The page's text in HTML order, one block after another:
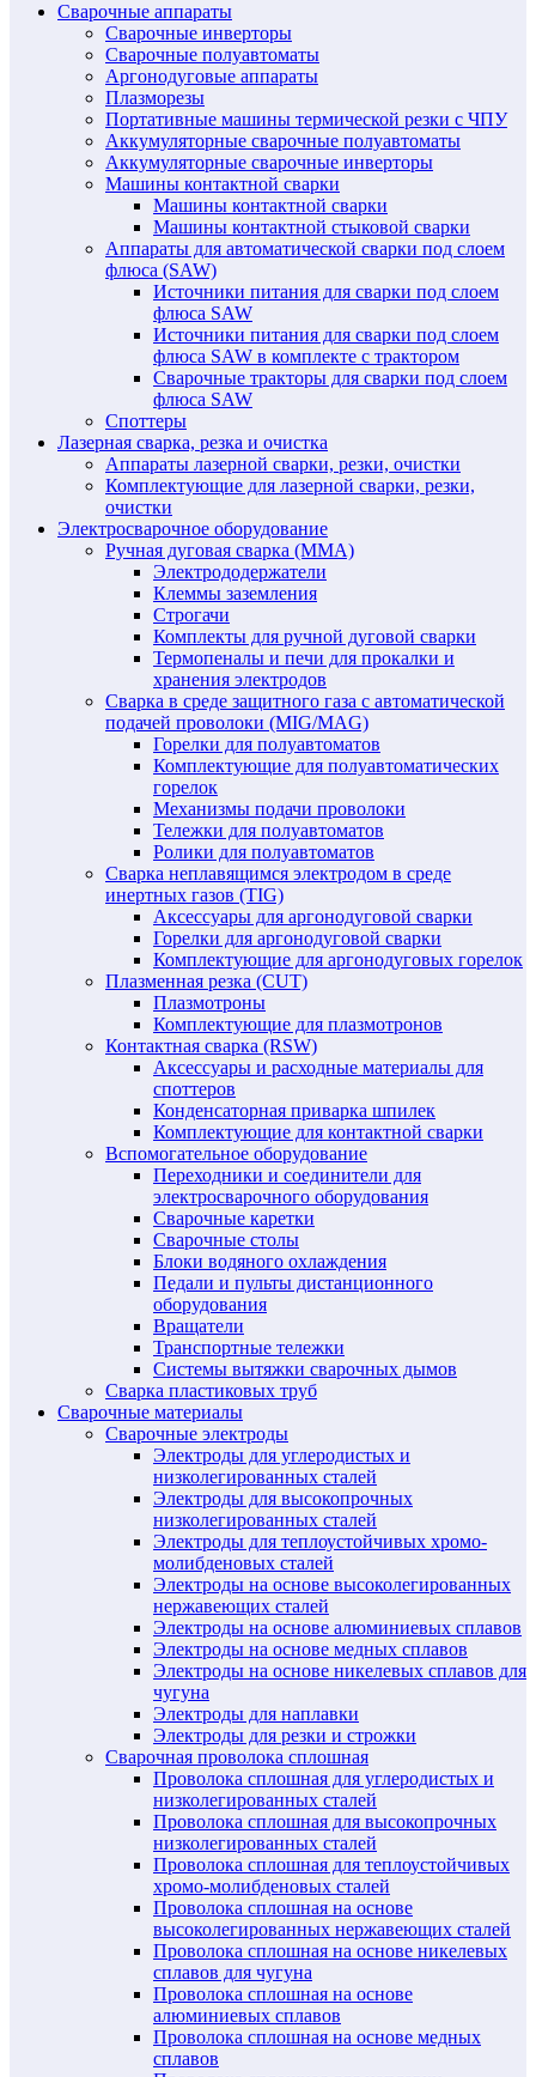
Сварочные аппараты
Сварочные инверторы
Сварочные полуавтоматы
Аргонодуговые аппараты
Плазморезы
Портативные машины термической резки с ЧПУ
Аккумуляторные сварочные полуавтоматы
Аккумуляторные сварочные инверторы
Машины контактной сварки
Машины контактной сварки
Машины контактной стыковой сварки
Аппараты для автоматической сварки под слоем
флюса (SAW)
Источники питания для сварки под слоем
флюса SAW
Источники питания для сварки под слоем
флюса SAW в комплекте с трактором
Сварочные тракторы для сварки под слоем
флюса SAW
Споттеры
Лазерная сварка, резка и очистка
Аппараты лазерной сварки, резки, очистки
Комплектующие для лазерной сварки, резки,
очистки
Электросварочное оборудование
Ручная дуговая сварка (MMA)
Электрододержатели
Клеммы заземления
Строгачи
Комплекты для ручной дуговой сварки
Термопеналы и печи для прокалки и
хранения электродов
Сварка в среде защитного газа с автоматической
подачей проволоки (MIG/MAG)
Горелки для полуавтоматов
Комплектующие для полуавтоматических
горелок
Механизмы подачи проволоки
Тележки для полуавтоматов
Ролики для полуавтоматов
Сварка неплавящимся электродом в среде
инертных газов (TIG)
Аксессуары для аргонодуговой сварки
Горелки для аргонодуговой сварки
Комплектующие для аргонодуговых горелок
Плазменная резка (CUT)
Плазмотроны
Комплектующие для плазмотронов
Контактная сварка (RSW)
Аксессуары и расходные материалы для
споттеров
Конденсаторная приварка шпилек
Комплектующие для контактной сварки
Вспомогательное оборудование
Переходники и соединители для
электросварочного оборудования
Сварочные каретки
Сварочные столы
Блоки водяного охлаждения
Педали и пульты дистанционного
оборудования
Вращатели
Транспортные тележки
Системы вытяжки сварочных дымов
Сварка пластиковых труб
Сварочные материалы
Сварочные электроды
Электроды для углеродистых и
низколегированных сталей
Электроды для высокопрочных
низколегированных сталей
Электроды для теплоустойчивых хромо-
молибденовых сталей
Электроды на основе высоколегированных
нержавеющих сталей
Электроды на основе алюминиевых сплавов
Электроды на основе медных сплавов
Электроды на основе никелевых сплавов для
чугуна
Электроды для наплавки
Электроды для резки и строжки
Сварочная проволока сплошная
Проволока сплошная для углеродистых и
низколегированных сталей
Проволока сплошная для высокопрочных
низколегированных сталей
Проволока сплошная для теплоустойчивых
хромо-молибденовых сталей
Проволока сплошная на основе
высоколегированных нержавеющих сталей
Проволока сплошная на основе никелевых
сплавов для чугуна
Проволока сплошная на основе
алюминиевых сплавов
Проволока сплошная на основе медных
сплавов